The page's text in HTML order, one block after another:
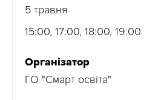
5 травня
15:00, 17:00, 18:00, 19:00
Організатор
ГО "Смарт освіта"